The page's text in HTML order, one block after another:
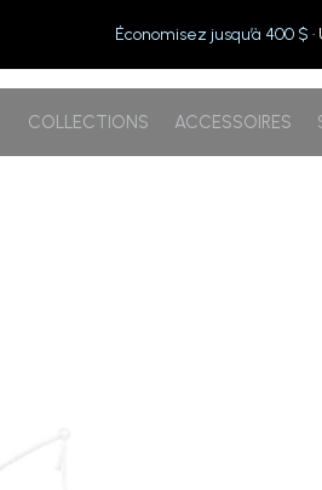
Économisez jusqu’à 400 $
COLLECTIONS ACCESSOIRES